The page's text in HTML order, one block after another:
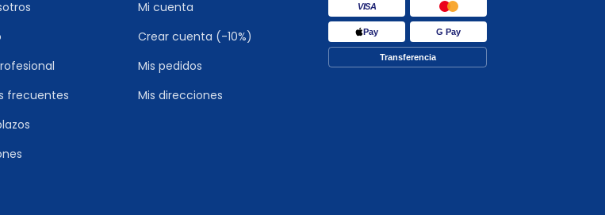
frecuentes
Mi cuenta
Crear cuenta (-10%)
Mis pedidos
Mis direcciones
VISA
Pay G Pay
Transferencia